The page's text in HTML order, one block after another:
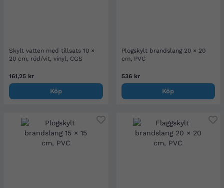
Skylt vatten med tillsats 10 ×
20 cm, röd/vit, vinyl, CGS
161,25 kr
Köp
Plogskylt brandslang 20 × 20
cm, PVC
536 kr
Köp